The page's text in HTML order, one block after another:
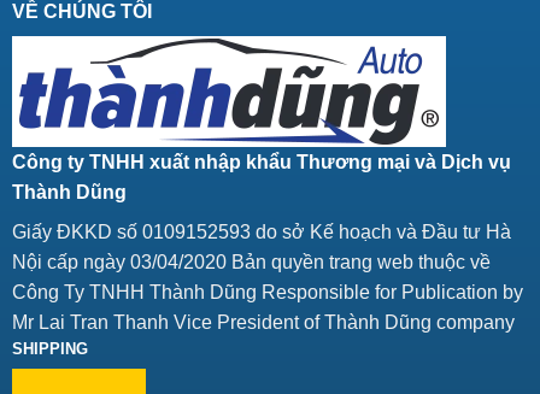
VỀ CHÚNG TÔI
Công ty TNHH xuất nhập khẩu Thương mại và Dịch vụ
Thành Dũng
Giấy ĐKKD số 0109152593 do sở Kế hoạch và Đầu tư Hà
Nội cấp ngày 03/04/2020 Bản quyền trang web thuộc về
Công Ty TNHH Thành Dũng Responsible for Publication by
Mr Lai Tran Thanh Vice President of Thành Dũng company
SHIPPING